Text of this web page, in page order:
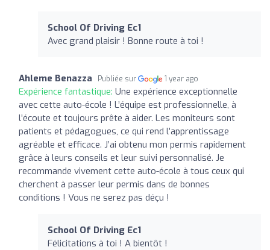
School Of Driving Ec1
Avec grand plaisir ! Bonne route à toi !
Ahleme Benazza Publiée sur 1 year ago
Expérience fantastique: Une expérience exceptionnelle
avec cette auto-école ! L’équipe est professionnelle, à
l’écoute et toujours prête à aider. Les moniteurs sont
patients et pédagogues, ce qui rend l’apprentissage
agréable et efficace. J’ai obtenu mon permis rapidement
grâce à leurs conseils et leur suivi personnalisé. Je
recommande vivement cette auto-école à tous ceux qui
cherchent à passer leur permis dans de bonnes
conditions ! Vous ne serez pas déçu !
School Of Driving Ec1
Félicitations à toi ! A bientôt !